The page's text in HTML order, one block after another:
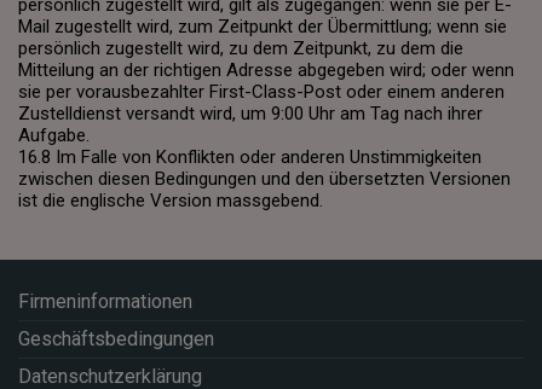
persönlich zugestellt wird, gilt als zugegangen: wenn sie per E-
Mail zugestellt wird, zum Zeitpunkt der Übermittlung; wenn sie
persönlich zugestellt wird, zu dem Zeitpunkt, zu dem die
Mitteilung an der richtigen Adresse abgegeben wird; oder wenn
sie per vorausbezahlter First-Class-Post oder einem anderen
Zustelldienst versandt wird, um 9:00 Uhr am Tag nach ihrer
Aufgabe.
16.8 Im Falle von Konflikten oder anderen Unstimmigkeiten
zwischen diesen Bedingungen und den übersetzten Versionen
ist die englische Version massgebend.
Firmeninformationen
Geschäftsbedingungen
Datenschutzerklärung